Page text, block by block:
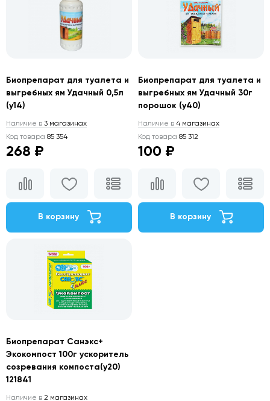
Биопрепарат для туалета и
выгребных ям Удачный 0,5л
(у14)
Наличие в 3 магазинах
Код товара 85 354
268 ₽
В корзину
Биопрепарат для туалета и
выгребных ям Удачный 30г
порошок (у40)
Наличие в 4 магазинах
Код товара 85 312
100 ₽
В корзину
Биопрепарат Санэкс+
Экокомпост 100г ускоритель
созревания компоста(у20)
121841
Наличие в 2 магазинах